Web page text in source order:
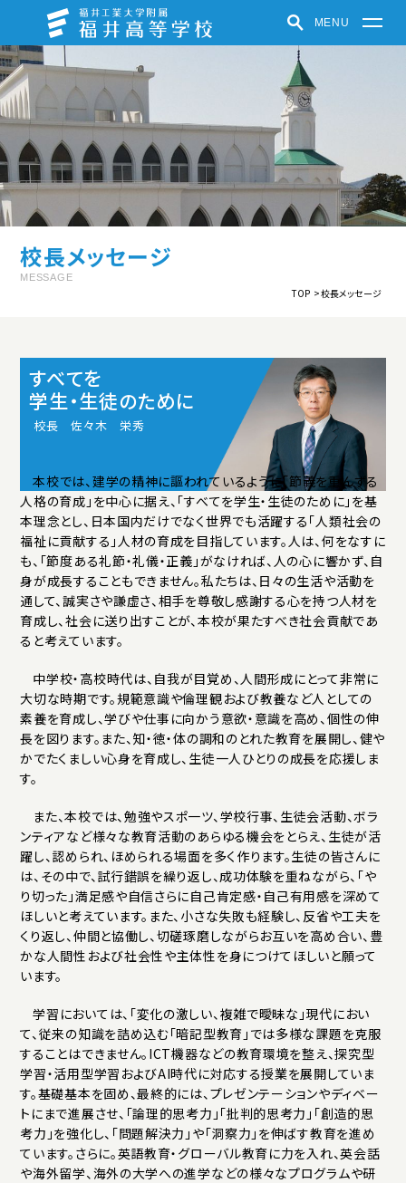
MENU
福井高等学校
学校紹介
学校での取り組み
クラブ活動
受験生の方へ
在学生・保護者の方へ
パンフレット
お知らせ
福井中高ポータルサイト
学校紹介動画
アクセス プライバシーポリシー
サイトマップ
いじめ防止基本方針
ご寄付について
お問い合わせ
資料請求
校長メッセージ
MESSAGE
TOP 校長メッセージ
すべてを
学生・生徒のために
校長 佐々木 栄秀
本校では、建学の精神に謳われているように「節義を重んずる
人格の育成」を中心に据え、「すべてを学生・生徒のために」を基
本理念とし、日本国内だけでなく世界でも活躍する「人類社会の
福祉に貢献する」人材の育成を目指しています。人は、何をなすに
も、「節度ある礼節・礼儀・正義」がなければ、人の心に響かず、自
身が成長することもできません。私たちは、日々の生活や活動を
通して、誠実さや謙虚さ、相手を尊敬し感謝する心を持つ人材を
育成し、社会に送り出すことが、本校が果たすべき社会貢献であ
ると考えています。
中学校・高校時代は、自我が目覚め、人間形成にとって非常に
大切な時期です。規範意識や倫理観および教養など人としての
素養を育成し、学びや仕事に向かう意欲・意識を高め、個性の伸
長を図ります。また、知・徳・体の調和のとれた教育を展開し、健や
かでたくましい心身を育成し、生徒一人ひとりの成長を応援しま
す。
また、本校では、勉強やスポ一ツ、学校行事、生徒会活動、ボラ
ンティアなど様々な教育活動のあらゆる機会をとらえ、生徒が活
躍し、認められ、ほめられる場面を多く作ります。生徒の皆さんに
は、その中で、試行錯誤を繰り返し、成功体験を重ねながら、「や
り切った」満足感や自信さらに自己肯定感・自己有用感を深めて
ほしいと考えています。また、小さな失敗も経験し、反省や工夫を
くり返し、仲間と協働し、切磋琢磨しながらお互いを高め合い、豊
かな人間性および社会性や主体性を身につけてほしいと願って
います。
学習においては、「変化の激しい、複雑で曖昧な」現代におい
て、従来の知識を詰め込む「暗記型教育」では多様な課題を克服
することはできません。ICT機器などの教育環境を整え、探究型
学習・活用型学習およびAI時代に対応する授業を展開していま
す。基礎基本を固め、最終的には、プレゼンテーションやディベー
トにまで進展させ、「論理的思考力」「批判的思考力」「創造的思
考力」を強化し、「問題解決力」や「洞察力」を伸ばす教育を進め
ています。さらに。英語教育・グローバル教育に力を入れ、英会話
や海外留学、海外の大学への進学などの様々なプログラムや研